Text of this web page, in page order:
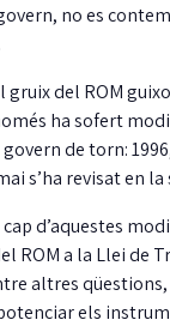
no es
del ROM
ha sofert
de torn:
s’ha revisat en
d’aquestes
ROM a la Llei de
altres
els